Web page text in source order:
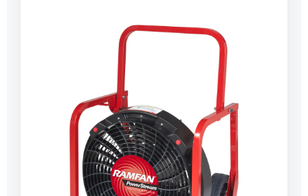
betrieben werden und auch am normalen 230 V
Stromnetz, ohne die Sicherung auszulösen.Die
bewährte Technik von Ramfan, robust und
langlebig, macht die Elektrolüfter zu einem
verlässlichen Partner über viele
Jahre.Merkmale:breiter, arretierbarer
Klappgriffrobuste, semi-pneumatische
Reifengeschweißter Stahlrohrrahmen im Off-
Road-Designsicherer Stand auf
Gummifüßenstufenlose
Geschwindigkeitsregelungstartet an 2 kW-
Generator durch
AnlaufstrombegrenzungLuftleistung zertifiziert
nach AMCAausgerüstet mit PowerStream